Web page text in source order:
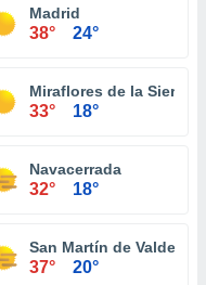
Madrid
38° 24°
Miraflores de la Sierra
33° 18°
Navacerrada
32° 18°
San Martín de
37° 20°